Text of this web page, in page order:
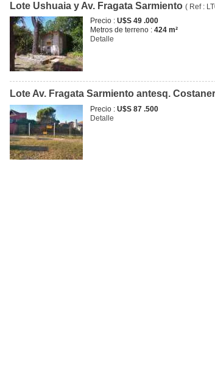
Lote Ushuaia y Av. Fragata Sarmiento ( Ref :
Precio : U$S 49 .000
Metros de terreno : 424 m²
Detalle
Lote Av. Fragata Sarmiento antesq.
Precio : U$S 87 .500
Detalle